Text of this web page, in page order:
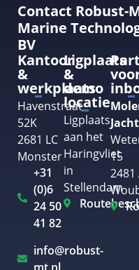
Contact Robust-
Marine
BV
Kantoor
&
werkplaats
Havenstraat
52K
2681 LC
Monster
+31
(0)6
24 50
41 82
info@robust-
Ligplaats
&
demo
locatie
Ligplaats
aan het
Haringvliet
in
Stellendam
15
2481